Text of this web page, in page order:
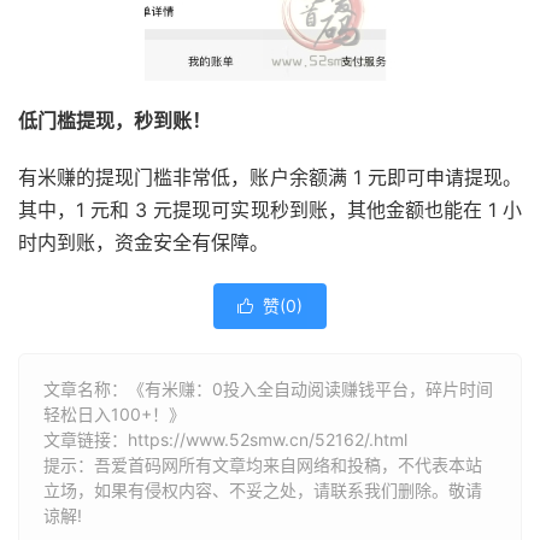
低门槛提现，秒到账！
有米赚的提现门槛非常低， 账户余额满 1 元即可申请提现。
其中， 1 元和 3 元提现可实现秒到账， 其他金额也能在 1小
时内到账， 资金安全有保障。
 赞(0)
文章名称：《有米赚：0投入全自动阅读赚钱平台，碎片时间
轻松日入100+！》
文章链接： https://www.52smw.cn/52162/.html
提示：吾爱首码网所有文章均来自网络和投稿，不代表本站
立场，如果有侵权内容、不妥之处，请联系我们删除。敬请
谅解!